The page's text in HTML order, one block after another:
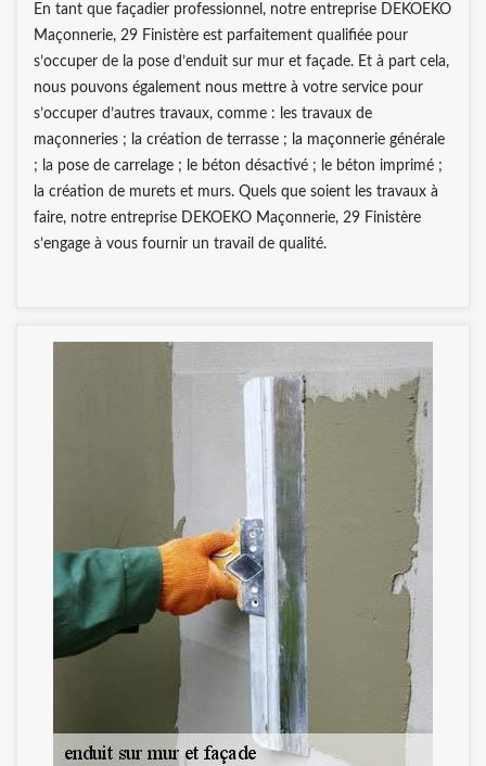
En tant que façadier professionnel, notre entreprise DEKOEKO
Maçonnerie, 29 Finistère est parfaitement qualifiée pour
s’occuper de la pose d’enduit sur mur et façade. Et à part cela,
nous pouvons également nous mettre à votre service pour
s’occuper d’autres travaux, comme : les travaux de
maçonneries ; la création de terrasse ; la maçonnerie générale
; la pose de carrelage ; le béton désactivé ; le béton imprimé ;
la création de murets et murs. Quels que soient les travaux à
faire, notre entreprise DEKOEKO Maçonnerie, 29 Finistère
s’engage à vous fournir un travail de qualité.